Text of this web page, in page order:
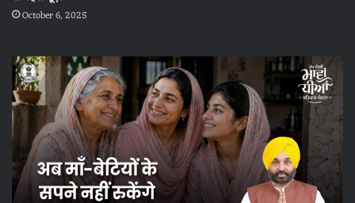
October 6, 2025